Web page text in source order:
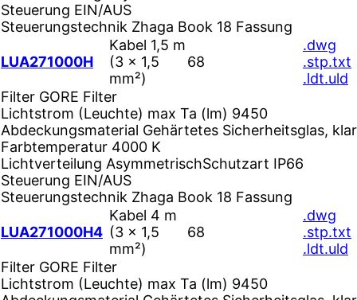
Steuerung EIN/AUS
Steuerungstechnik Zhaga Book 18 Fassung
LUA271000H
Kabel 1,5 m
(3 × 1,5
mm²)
68
.dwg
.stp.txt
.ldt.uld
Filter GORE Filter
Lichtstrom (Leuchte) max Ta (lm) 9450
Abdeckungsmaterial Gehärtetes Sicherheitsglas, klar
Farbtemperatur 4000 K
Lichtverteilung AsymmetrischSchutzart IP66
Steuerung EIN/AUS
Steuerungstechnik Zhaga Book 18 Fassung
LUA271000H4
Kabel 4 m
(3 × 1,5
mm²)
68
.dwg
.stp.txt
.ldt.uld
Filter GORE Filter
Lichtstrom (Leuchte) max Ta (lm) 9450